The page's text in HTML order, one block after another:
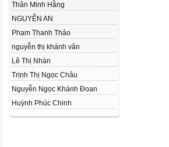
Thân Minh Hằng
NGUYỄN AN
Phạm Thanh Thảo
nguyễn thị khánh vân
Lê Thị Nhàn
Trịnh Thị Ngọc Châu
Nguyễn Ngọc Khánh Đoan
Huỳnh Phúc Chinh